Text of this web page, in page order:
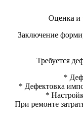
Оценка и
Заключение
Требуется
*
* Дефектовка
*
При ремонте